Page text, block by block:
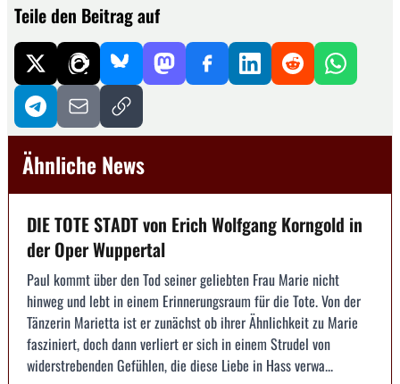
Teile den Beitrag auf
Ähnliche News
DIE TOTE STADT von Erich Wolfgang Korngold in
der Oper Wuppertal
Paul kommt über den Tod seiner geliebten Frau Marie nicht
hinweg und lebt in einem Erinnerungsraum für die Tote. Von der
Tänzerin Marietta ist er zunächst ob ihrer Ähnlichkeit zu Marie
fasziniert, doch dann verliert er sich in einem Strudel von
widerstrebenden Gefühlen, die diese Liebe in Hass verwa...